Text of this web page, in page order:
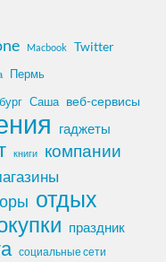
Macbook Twitter
Пермь
Саша веб-сервисы
гаджеты
книги компании
отдых
праздник
социальные сети